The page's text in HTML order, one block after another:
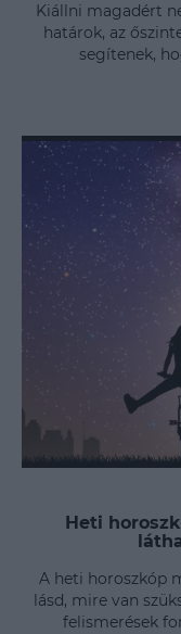
Kiállni magadért
határok, az
segítenek,
Heti
A heti horoszkóp
lásd, mire van
felismerések